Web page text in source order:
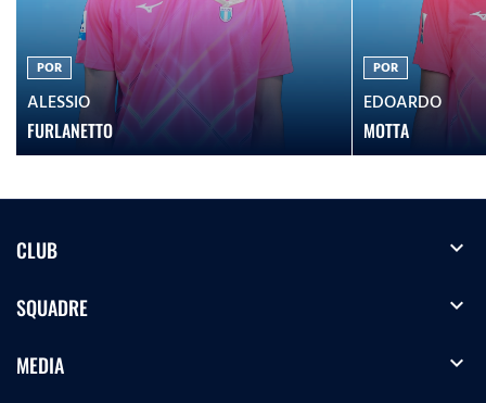
POR
ALESSIO
FURLANETTO
POR
EDOARDO
MOTTA
CLUB expand_more
SQUADRE expand_more
MEDIA expand_more